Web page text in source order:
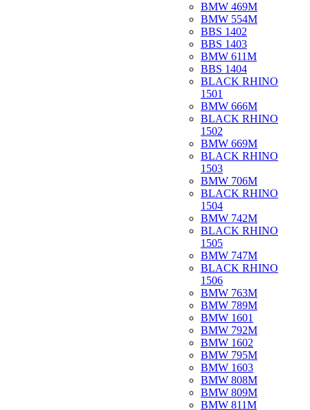
BMW 469M
BMW 554M
BBS 1402
BBS 1403
BMW 611M
BBS 1404
BLACK RHINO
1501
BMW 666M
BLACK RHINO
1502
BMW 669M
BLACK RHINO
1503
BMW 706M
BLACK RHINO
1504
BMW 742M
BLACK RHINO
1505
BMW 747M
BLACK RHINO
1506
BMW 763M
BMW 789M
BMW 1601
BMW 792M
BMW 1602
BMW 795M
BMW 1603
BMW 808M
BMW 809M
BMW 811M